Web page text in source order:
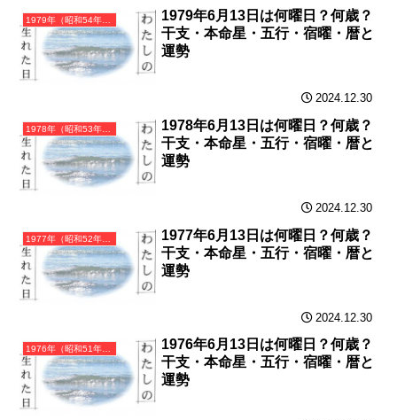
1979年（昭和54年）己未（つちのとひつじ）・未年（ひつじ年）カレンダー（月曜はじまり）
1979年6月13日は何曜日？何歳？
干支・本命星・五行・宿曜・暦と
運勢
2024.12.30
1978年（昭和53年）戊午（つちのえうま）・午年（うま年）カレンダー（月曜はじまり）
1978年6月13日は何曜日？何歳？
干支・本命星・五行・宿曜・暦と
運勢
2024.12.30
1977年（昭和52年）丁巳（ひのとみ）・巳年（へび年）カレンダー（月曜はじまり）
1977年6月13日は何曜日？何歳？
干支・本命星・五行・宿曜・暦と
運勢
2024.12.30
1976年（昭和51年）丙辰（ひのえたつ）・辰年（たつ年）カレンダー（月曜はじまり）
1976年6月13日は何曜日？何歳？
干支・本命星・五行・宿曜・暦と
運勢